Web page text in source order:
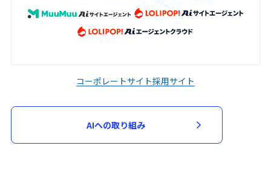
コーポレートサイト採用サイト
AIへの取り組み